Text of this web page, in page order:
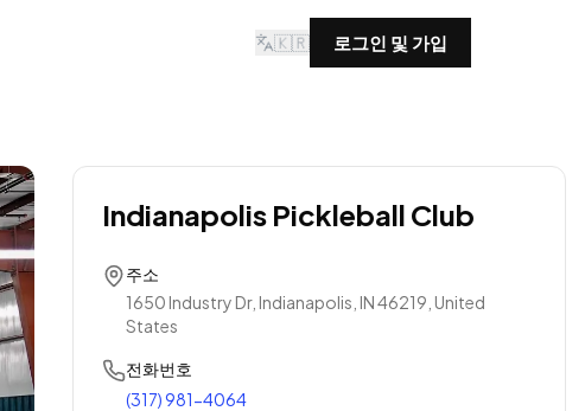
🇰🇷 로그인 및 가입
Indianapolis Pickleball Club
주소
1650 Industry Dr, Indianapolis, IN 46219, United
States
전화번호
(317) 981-4064